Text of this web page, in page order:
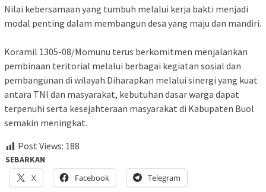
Nilai kebersamaan yang tumbuh melalui kerja bakti menjadi
modal penting dalam membangun desa yang maju dan mandiri.
Koramil 1305-08/Momunu terus berkomitmen menjalankan
pembinaan teritorial melalui berbagai kegiatan sosial dan
pembangunan di wilayah.Diharapkan melalui sinergi yang kuat
antara TNI dan masyarakat, kebutuhan dasar warga dapat
terpenuhi serta kesejahteraan masyarakat di Kabupaten Buol
semakin meningkat.
Post Views: 188
SEBARKAN
X
Facebook Telegram